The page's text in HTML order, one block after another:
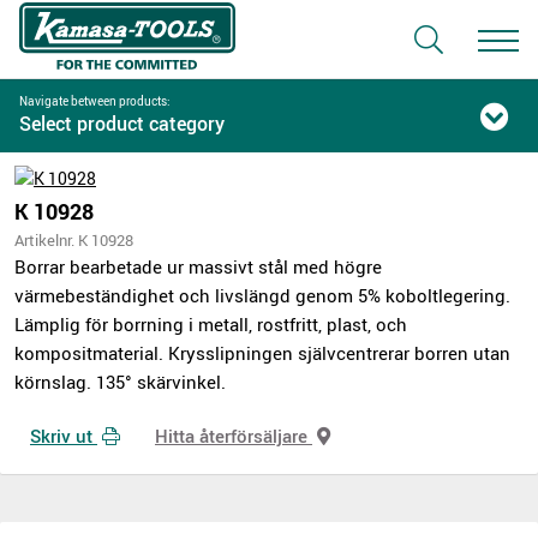
Navigate between products:
Select product category
K 10928
Artikelnr. K 10928
Borrar bearbetade ur massivt stål med högre
värmebeständighet och livslängd genom 5% koboltlegering.
Lämplig för borrning i metall, rostfritt, plast, och
kompositmaterial. Krysslipningen självcentrerar borren utan
körnslag. 135° skärvinkel.
Skriv ut Hitta återförsäljare